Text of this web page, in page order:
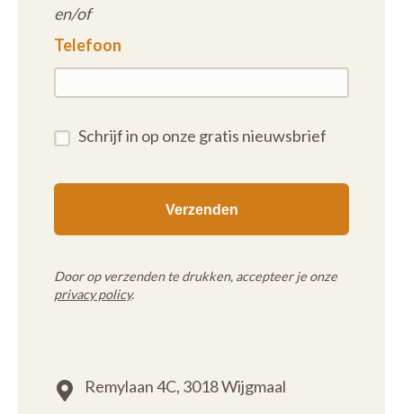
en/of
Telefoon
Schrijf in op onze gratis nieuwsbrief
Door op verzenden te drukken, accepteer je onze
privacy policy.
Remylaan 4C, 3018 Wijgmaal